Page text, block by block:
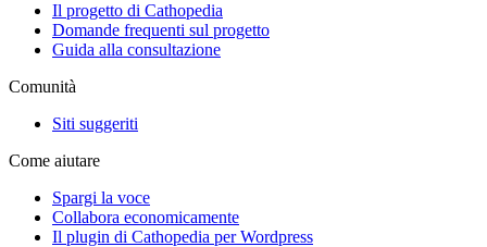
Il progetto di Cathopedia
Domande frequenti sul progetto
Guida alla consultazione
Comunità
Siti suggeriti
Come aiutare
Spargi la voce
Collabora economicamente
Il plugin di Cathopedia per Wordpress